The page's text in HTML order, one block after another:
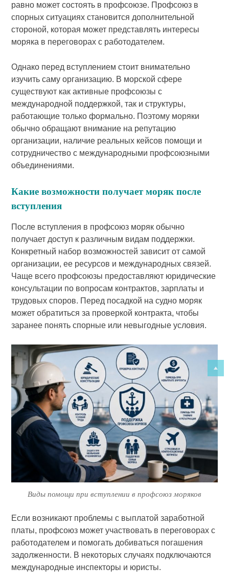
равно может состоять в профсоюзе. Профсоюз в
спорных ситуациях становится дополнительной
стороной, которая может представлять интересы
моряка в переговорах с работодателем.
Однако перед вступлением стоит внимательно
изучить саму организацию. В морской сфере
существуют как активные профсоюзы с
международной поддержкой, так и структуры,
работающие только формально. Поэтому моряки
обычно обращают внимание на репутацию
организации, наличие реальных кейсов помощи и
сотрудничество с международными профсоюзными
объединениями.
Какие возможности получает моряк после
вступления
После вступления в профсоюз моряк обычно
получает доступ к различным видам поддержки.
Конкретный набор возможностей зависит от самой
организации, ее ресурсов и международных связей.
Чаще всего профсоюзы предоставляют юридические
консультации по вопросам контрактов, зарплаты и
трудовых споров. Перед посадкой на судно моряк
может обратиться за проверкой контракта, чтобы
заранее понять спорные или невыгодные условия.
Виды помощи при вступлении в профсоюз моряков
Если возникают проблемы с выплатой заработной
платы, профсоюз может участвовать в переговорах с
работодателем и помогать добиваться погашения
задолженности. В некоторых случаях подключаются
международные инспекторы и юристы.